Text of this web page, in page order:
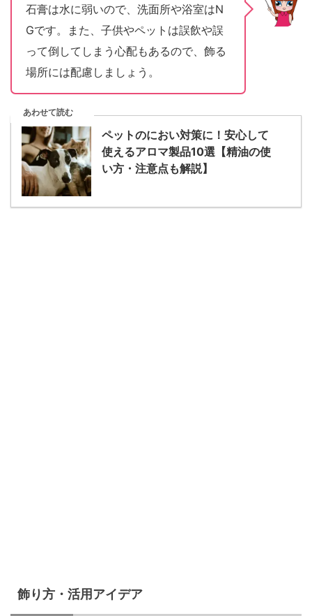
石膏は水に弱いので、洗面所や浴室はN
Gです。また、子供やペットは誤飲や誤
って倒してしまう心配もあるので、飾る
場所には配慮しましょう。
あわせて読む
ペットのにおい対策に！安心して
使えるアロマ製品10選【精油の使
い方・注意点も解説】
飾り方・活用アイデア